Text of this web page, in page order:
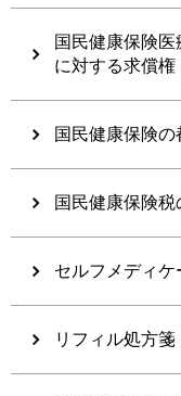
国民健康保険医
に対する求償権
国民健康保険
国民健康保険税
セルフメディ
リフィル処方箋